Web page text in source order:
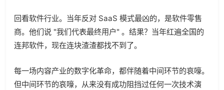
回看软件行业。当年反对 SaaS 模式最凶的，是软件零售
商。他们说 "我们代表最终用户" 。结果？当年红遍全国的
连邦软件，现在连块渣渣都找不到了。
每一场内容产业的数字化革命，都伴随着中间环节的哀嚎。
但中间环节的哀嚎，从来没有成功阻挡过任何一次技术演